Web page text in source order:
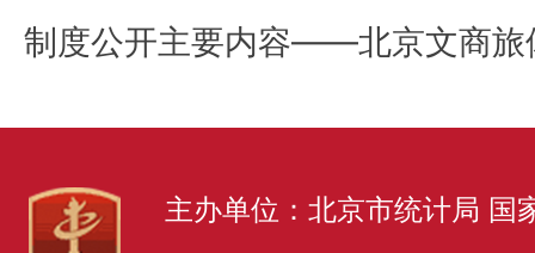
制度公开主要内容——北京文商旅
主办单位：北京市统计局 国